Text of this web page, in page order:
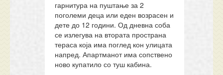
гарнитура на пуштање за 2
поголеми деца или еден возрасен и
дете до 12 години. Од дневна соба
се излегува на втората пространа
тераса која има поглед кон улицата
напред. Апартманот има сопствено
ново купатило со туш кабина.